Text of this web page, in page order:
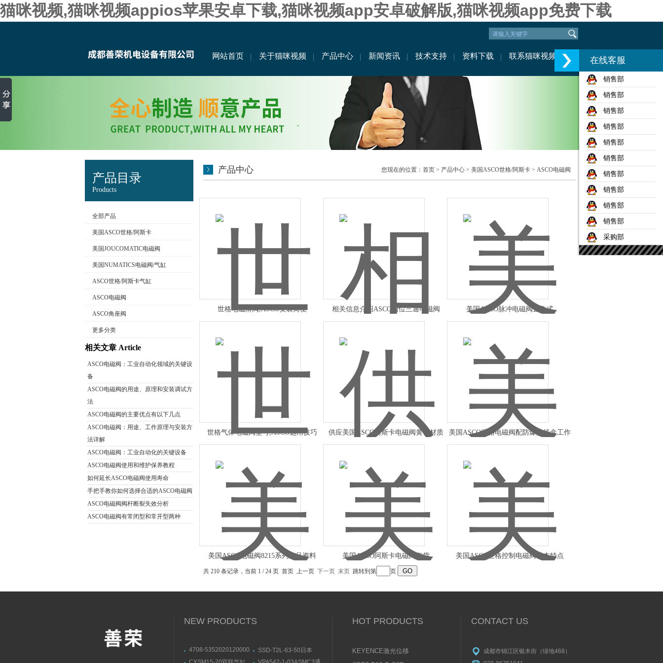
猫咪视频,猫咪视频appios苹果安卓下载,猫咪视频app安卓破解版,猫咪视频app免费下载
网站首页 关于猫咪视频 产品中心 新闻资讯 技术支持 资料下载 联系猫咪视频
产品目录
Products
全部产品
美国ASCO世格/阿斯卡
美国JOUCOMATIC电磁阀
美国NUMATICS电磁阀/气缸
ASCO世格/阿斯卡气缸
ASCO电磁阀
ASCO角座阀
更多分类
相关文章 Article
ASCO电磁阀：工业自动化领域的关键设
备
ASCO电磁阀的用途、原理和安装调试方
法
ASCO电磁阀的主要优点有以下几点
ASCO电磁阀：用途、工作原理与安装方
法详解
ASCO电磁阀：工业自动化的关键设备
ASCO电磁阀使用和维护保养教程
如何延长ASCO电磁阀使用寿命
手把手教你如何选择合适的ASCO电磁阀
ASCO电磁阀阀杆断裂失效分析
ASCO电磁阀有常闭型和常开型两种
产品中心 您现在的位置： 首页 > 产品中心 > 美国ASCO世格/阿斯卡 > ASCO电磁阀
世格电磁滑阀,ASCO安装简便 相关信息介绍ASCO两位三通电磁阀 美国ASCO脉冲电磁阀直角式
世格气体电磁阀型号,ASCO选用技巧 供应美国ASCO阿斯卡电磁阀黄铜材质 美国ASCO世格电磁阀配防爆接线盒工作
美国ASCO电磁阀8215系列产品资料 美国ASCO阿斯卡电磁阀有货 美国ASCO世格控制电磁阀基本特点
共 210 条记录，当前 1 / 24 页 首页 上一页 下一页 末页 跳转到第 页
NEW PRODUCTS
4708-5352020120000
SSD-T2L-63-50日本
CKD喜开理气缸图片
HOT PRODUCTS
KEYENCE激光位移
传感器使用说明书
CONTACT US
成都市锦江区银木街（绿地468）
在线客服
销售部
销售部
销售部
销售部
销售部
销售部
销售部
销售部
销售部
销售部
采购部